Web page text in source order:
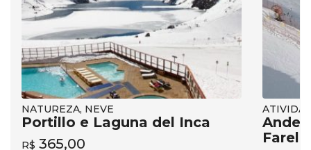
NATUREZA, NEVE
Portillo e Laguna del Inca
R$ 365,00